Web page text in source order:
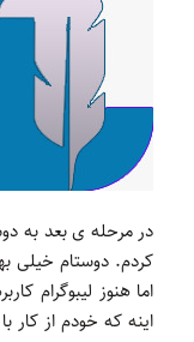
در مرحله ی بعد به
کردم. دوستام خیلی
اما هنوز لیبوگرام
اینه که خودم از